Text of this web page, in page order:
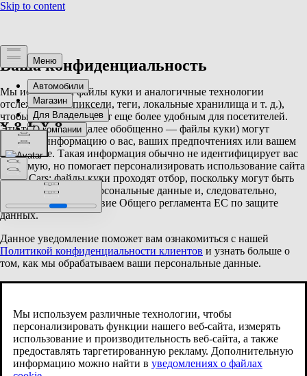
Ваша конфиденциальность
Мы используем файлы куки и аналогичные технологии
отслеживания (пиксели, теги, локальные хранилища и т. д.),
чтобы сделать наш сайт еще более удобным для посетителей.
Эти технологии (далее обобщенно — файлы куки) могут
собирать информацию о вас, ваших предпочтениях или вашем
устройстве. Такая информация обычно не идентифицирует вас
напрямую, но помогает персонализировать использование сайта
Volvo Cars; файлы куки проходят отбор, поскольку могут быть
использованы как персональные данные и, следовательно,
подпадают под действие Общего регламента ЕС по защите
данных.
Данное уведомление поможет вам ознакомиться с нашей
Политикой конфиденциальности клиентов и узнать больше о
том, как мы обрабатываем ваши персональные данные.
Уведомление о файлах куки —
www.volvocars.com
В документе описано, как Volvo Cars (согласно указанному
ниже) обрабатывает ваши персональные данные при посещении
сайта volvocars.com.